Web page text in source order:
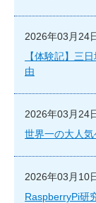
2026年03月24
【体験記】三
由
2026年03月24
世界一の大人
2026年03月10
RaspberryPi研